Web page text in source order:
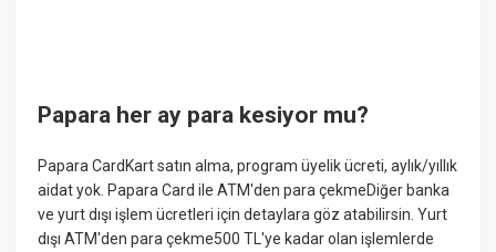
Papara her ay para kesiyor mu?
Papara CardKart satın alma, program üyelik ücreti, aylık/yıllık
aidat yok. Papara Card ile ATM'den para çekmeDiğer banka
ve yurt dışı işlem ücretleri için detaylara göz atabilirsin. Yurt
dışı ATM'den para çekme500 TL'ye kadar olan işlemlerde